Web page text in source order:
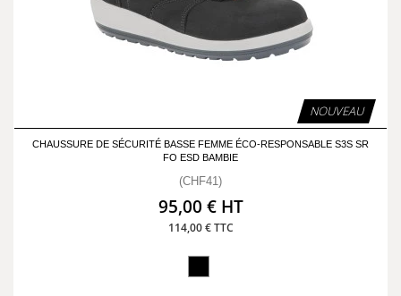
NOUVEAU
CHAUSSURE DE SÉCURITÉ BASSE FEMME ÉCO-RESPONSABLE S3S SR
FO ESD BAMBIE
(CHF41)
95,00 € HT
114,00 € TTC